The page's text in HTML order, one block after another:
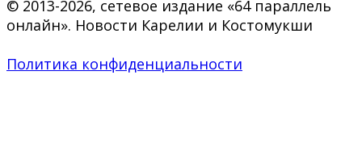
© 2013-2026, сетевое издание «64 параллель
онлайн». Новости Карелии и Костомукши
Политика конфиденциальности